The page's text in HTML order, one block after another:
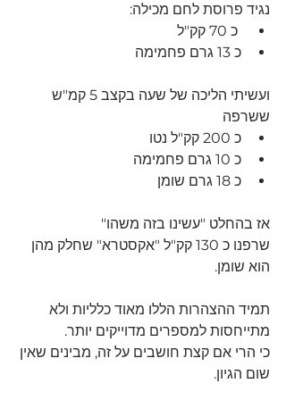
נגיד פרוסת לחם מכילה:
כ 13 גרם פחמימה
ועשיתי הליכה של שעה בקצב 5 קמ"ש
ששרפה
כ 200 קק"ל נטו
כ 10 גרם פחמימה
כ 18 גרם שומן
אז בהחלט "עשינו בזה משהו"
שרפנו כ 130 קק"ל "אקסטרא" שחלק מהן
הוא שומן.
תמיד ההצהרות הללו מאוד כלליות ולא
מתייחסות למספרים מדוייקים יותר.
כי הרי אם קצת חושבים על זה, מבינים שאין
שום הגיון.